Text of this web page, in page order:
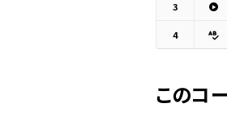
3
4
このコ